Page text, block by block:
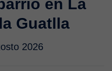
en La
Guatlla
2026